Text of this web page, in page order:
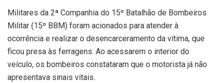
Militares da 2ª Companhia do 15º Batalhão de Bombeiros
Militar (15º BBM) foram acionados para atender à
ocorrência e realizar o desencarceramento da vítima, que
ficou presa às ferragens. Ao acessarem o interior do
veículo, os bombeiros constataram que o motorista já não
apresentava sinais vitais.